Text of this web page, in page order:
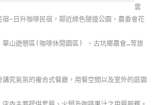
雲
~日升咖啡民宿，鄰近綠色隧道公園、農委會花
華山遊憩區(咖啡休閒園區) 、古坑鄉農會…等旅
講究氣氛的複合式餐廳，用餐空間以及室外的庭園